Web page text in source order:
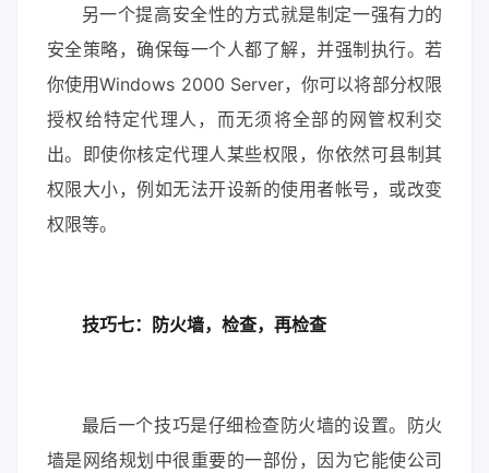
另一个提高安全性的方式就是制定一强有力的
安全策略，确保每一个人都了解，并强制执行。若
你使用Windows 2000 Server，你可以将部分权限
授权给特定代理人，而无须将全部的网管权利交
出。即使你核定代理人某些权限，你依然可县制其
权限大小，例如无法开设新的使用者帐号，或改变
权限等。
技巧七：防火墙，检查，再检查
最后一个技巧是仔细检查防火墙的设置。防火
墙是网络规划中很重要的一部份，因为它能使公司